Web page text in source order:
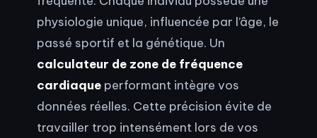
physiologie unique, influencée par l’âge, le
passé sportif et la génétique. Un
calculateur de zone de fréquence
cardiaque performant intègre vos
données réelles. Cette précision évite de
travailler trop intensément lors de vos